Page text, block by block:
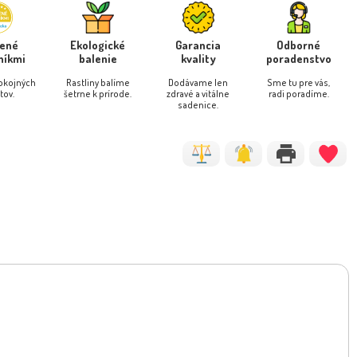
dlaňolistý - Acer palmatum
'Dissectum Gar...
NOVINKADráč Thunbergov - Berberis
thunbergii ´Concorde...
Ekologické
balenie
Rastliny balíme
šetrne k prírode.
Garancia
kvality
Dodávame len
zdravé a vitálne
sadenice.
Odborné
poradenstvo
Sme tu pre vás,
radi poradíme.